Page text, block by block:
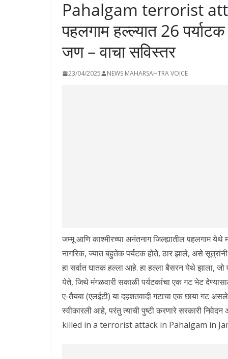
Pahalgam terrorist
पहलगाम हल्ल्यात 26 पर्याटक
जण – वाचा सविस्तर
23/04/2025 NEWS MAHARSAHTRA VOICE
जम्मू आणि काश्मीरच्या अनंतनाग जिल्ह्यातील पहलगाम येथे
नागरिक, ज्यात बहुतेक पर्यटक होते, ठार झाले, असे
हा सर्वात घातक हल्ला आहे. हा हल्ला बैसरन येथे झाला,
येते, जिथे मंगळवारी सकाळी पर्यटकांचा एक गट भेट
ए-तैयबा (एलईटी) या दहशतवादी गटाचा एक छाया गट
स्वीकारली आहे, परंतु त्याची पुष्टी करणारे सरकारी
killed in a terrorist attack in Pahalgam in